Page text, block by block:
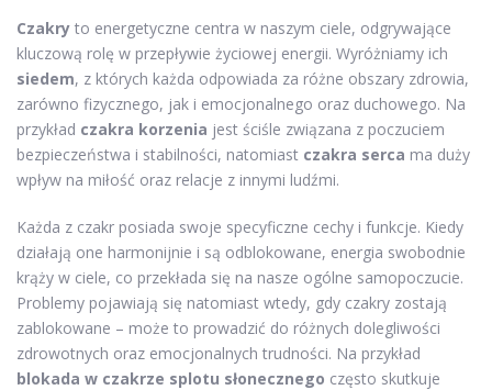
Czakry to energetyczne centra w naszym ciele, odgrywające
kluczową rolę w przepływie życiowej energii. Wyróżniamy ich
siedem, z których każda odpowiada za różne obszary zdrowia,
zarówno fizycznego, jak i emocjonalnego oraz duchowego. Na
przykład czakra korzenia jest ściśle związana z poczuciem
bezpieczeństwa i stabilności, natomiast czakra serca ma duży
wpływ na miłość oraz relacje z innymi ludźmi.
Każda z czakr posiada swoje specyficzne cechy i funkcje. Kiedy
działają one harmonijnie i są odblokowane, energia swobodnie
krąży w ciele, co przekłada się na nasze ogólne samopoczucie.
Problemy pojawiają się natomiast wtedy, gdy czakry zostają
zablokowane – może to prowadzić do różnych dolegliwości
zdrowotnych oraz emocjonalnych trudności. Na przykład
blokada w czakrze splotu słonecznego często skutkuje